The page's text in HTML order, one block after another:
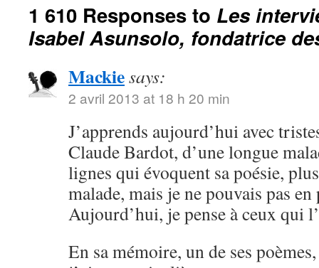
1 610 Responses to Les
Isabel Asunsolo, fondatrice
Mackiesays:
2 avril 2013 at 18 h 20 min
J’apprends aujourd’hui avec
Claude Bardot, d’une longue
lignes qui évoquent sa poésie,
malade, mais je ne pouvais pas
Aujourd’hui, je pense à ceux qui
En sa mémoire, un de ses